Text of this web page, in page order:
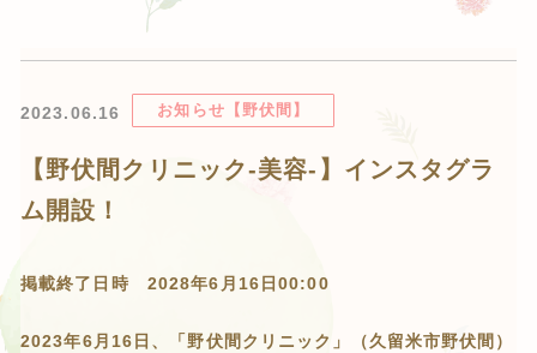
2023.06.16 お知らせ【野伏間】
【野伏間クリニック-美容-】インスタグラ
ム開設！
掲載終了日時 2028年6月16日00:00
2023年6月16日、「野伏間クリニック」（久留米市野伏間）